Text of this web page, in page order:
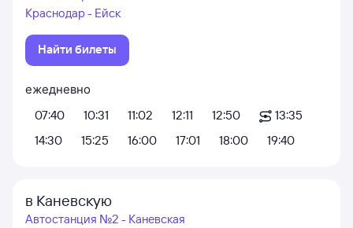
Краснодар - Ейск
Найти билеты
ежедневно
07:40
10:31 11:02 12:11 12:50
13:35
14:30
15:25 16:00 17:01 18:00 19:40
в Каневскую
Автостанция №2 - Каневская